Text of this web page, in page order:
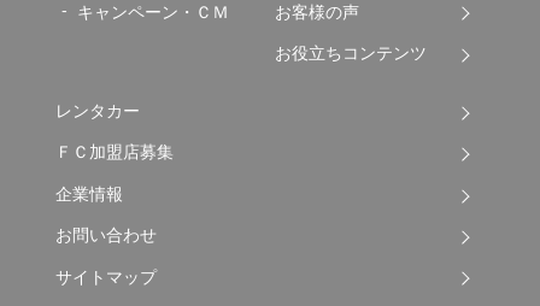
キャンペーン・ＣＭ お客様の声
お役立ちコンテンツ
レンタカー
ＦＣ加盟店募集
企業情報
お問い合わせ
サイトマップ